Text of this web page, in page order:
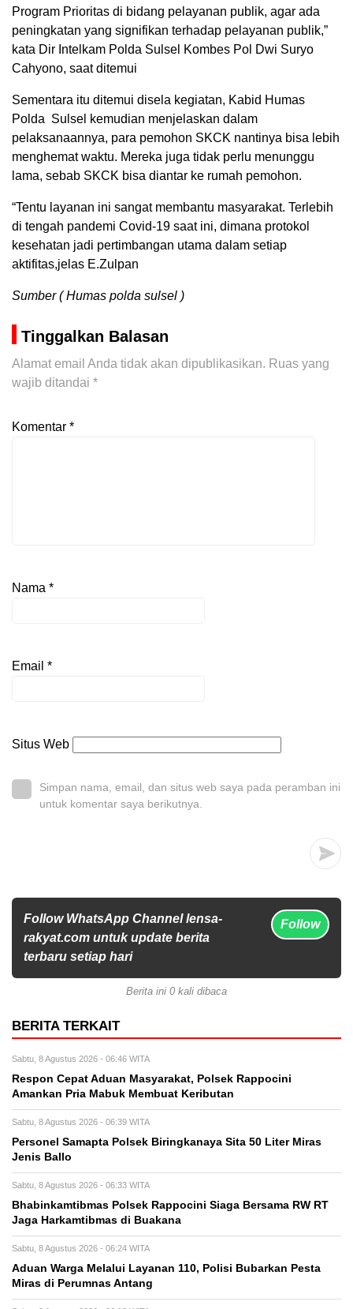
Program Prioritas di bidang pelayanan publik, agar ada
peningkatan yang signifikan terhadap pelayanan publik,”
kata Dir Intelkam Polda Sulsel Kombes Pol Dwi Suryo
Cahyono, saat ditemui
Sementara itu ditemui disela kegiatan, Kabid Humas
Polda Sulsel kemudian menjelaskan dalam
pelaksanaannya, para pemohon SKCK nantinya bisa lebih
menghemat waktu. Mereka juga tidak perlu menunggu
lama, sebab SKCK bisa diantar ke rumah pemohon.
“Tentu layanan ini sangat membantu masyarakat. Terlebih
di tengah pandemi Covid-19 saat ini, dimana protokol
kesehatan jadi pertimbangan utama dalam setiap
aktifitas,jelas E.Zulpan
Sumber ( Humas polda sulsel )
Tinggalkan Balasan
Alamat email Anda tidak akan dipublikasikan. Ruas yang
wajib ditandai *
Komentar *
Nama *
Email *
Situs Web
Simpan nama, email, dan situs web saya pada peramban ini
untuk komentar saya berikutnya.
Follow WhatsApp Channel lensa-
rakyat.com untuk update berita
terbaru setiap hari
Follow
Berita ini 0 kali dibaca
BERITA TERKAIT
Sabtu, 8 Agustus 2026 - 06:46 WITA
Respon Cepat Aduan Masyarakat, Polsek Rappocini
Amankan Pria Mabuk Membuat Keributan
Sabtu, 8 Agustus 2026 - 06:39 WITA
Personel Samapta Polsek Biringkanaya Sita 50 Liter Miras
Jenis Ballo
Sabtu, 8 Agustus 2026 - 06:33 WITA
Bhabinkamtibmas Polsek Rappocini Siaga Bersama RW RT
Jaga Harkamtibmas di Buakana
Sabtu, 8 Agustus 2026 - 06:24 WITA
Aduan Warga Melalui Layanan 110, Polisi Bubarkan Pesta
Miras di Perumnas Antang